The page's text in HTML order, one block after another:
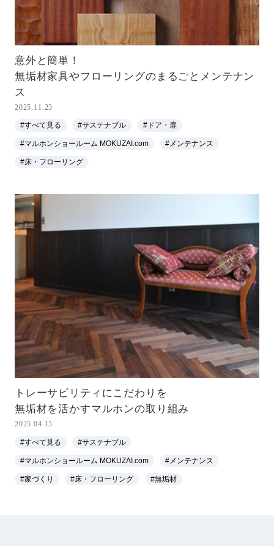
意外と簡単！
無垢材家具やフローリングのまるごとメンテナン
ス
2025.11.23
#すべて見る #サステナブル #ドア・扉
#マルホンショールーム MOKUZAI.com #メンテナンス
#床・フローリング
トレーサビリティにこだわりを
無垢材を活かすマルホンの取り組み
2025.04.15
#すべて見る #サステナブル
#マルホンショールーム MOKUZAI.com #メンテナンス
#家づくり #床・フローリング #無垢材